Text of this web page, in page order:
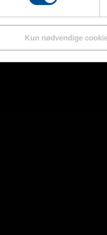
Kun nødvendige